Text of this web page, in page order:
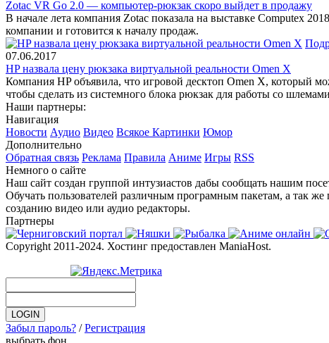
Zotac VR Go 2.0 — компьютер-рюкзак скоро выйдет в продажу
В начале лета компания Zotac показала на выставке Computex
компании и готовится к началу продаж.
07.06.2017
HP назвала цену рюкзака виртуальной реальности Omen X
Компания HP объявила, что игровой десктоп Omen X, который
чтобы сделать из системного блока рюкзак для работы со шлемами
Наши партнеры:
Навигация
Новости Аудио Видео Всякое Картинки Юмор
Дополнительно
Обратная связь Реклама Правила Аниме Игры RSS
Немного о сайте
Наш сайт создан группой интузиастов дабы сообщать нашим
Обучать пользователей различным програмным пакетам, а так
созданию видео или аудио редакторы.
Партнеры
Copyright 2011-2024. Хостинг предоставлен ManiaHost.
Забыл пароль? /Регистрация
выбрать фон